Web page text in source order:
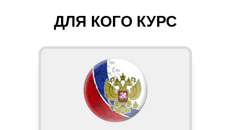
ДЛЯ КОГО КУРС